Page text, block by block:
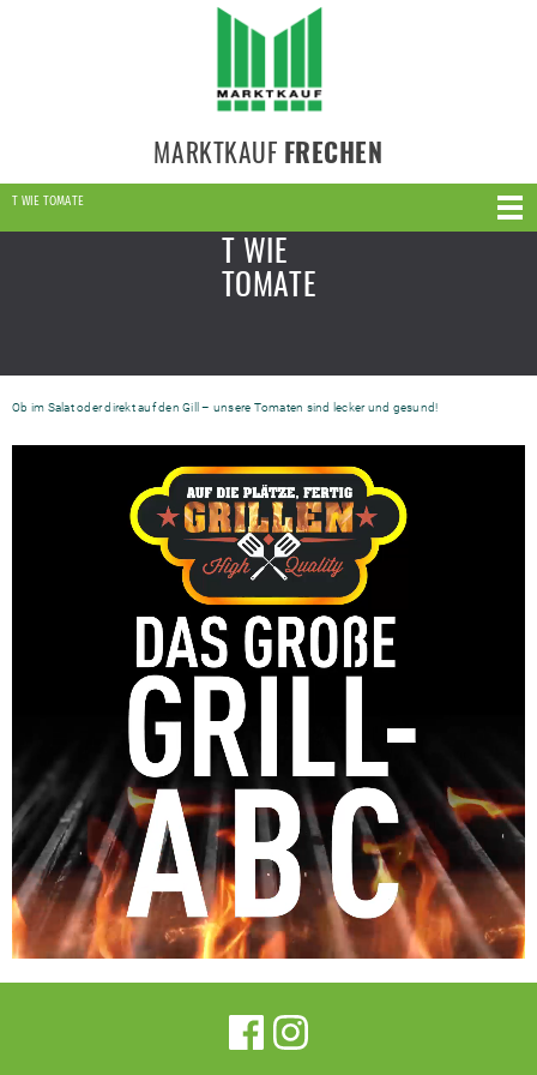
MARKTKAUF FRECHEN
T WIE TOMATE
T WIE
TOMATE
Ob im Salat oder direkt auf den Gill – unsere Tomaten sind lecker und gesund!